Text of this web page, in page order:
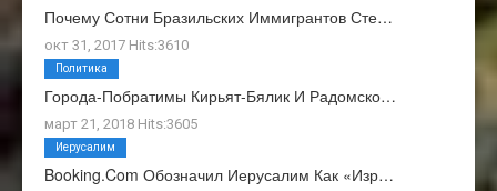
Почему Сотни Бразильских Иммигрантов Сте…
окт 31, 2017 Hits:3610
Города-Побратимы Кирьят-Бялик И Радомско…
март 21, 2018 Hits:3605
Политика
Booking.com Обозначил Иерусалим Как «изр…
Иерусалим